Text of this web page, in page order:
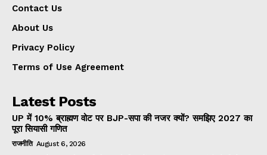
Contact Us
About Us
Privacy Policy
Terms of Use Agreement
Latest Posts
UP में 10% ब्राह्मण वोट पर BJP-सपा की नजर क्यों? समझिए 2027 का
पूरा सियासी गणित
राजनीति August 6, 2026